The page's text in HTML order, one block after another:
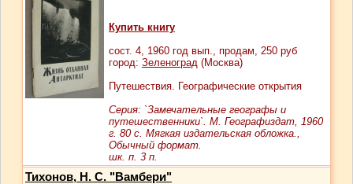
Купить книгу
сост. 4, 1960 год вып., продам, 250 руб
город: Зеленоград (Москва)
Путешествия. Географические открытия
Серия: `Замечательные географы и
путешественники`. М. Географиздат, 1960
г. 80 с. Мягкая издательская обложка.,
Обычный формат.
шк. п. 3 п.
Тихонов, Н. С. "Вамбери"